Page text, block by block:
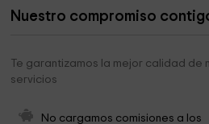
Las Cancelitas
Roques de Salmor
Nuestro compromiso
Te garantizamos la mejor calidad de
servicios
No cargamos comisiones a los